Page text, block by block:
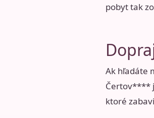
pobyt tak
Ak hľadáte
Čertov****
ktoré